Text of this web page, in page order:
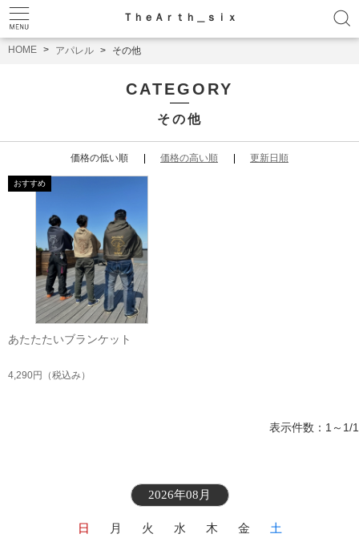
ＴｈｅＡｒｔｈ＿ｓｉｘ
HOME アパレル その他
CATEGORY
その他
価格の低い順 価格の高い順 更新日順
あたたたいブランケット
4,290円 （税込み）
表示件数：1～1/1
2026年08月
日 月 火 水 木 金
土